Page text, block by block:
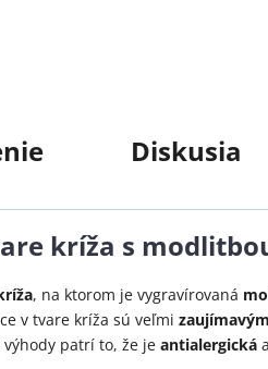
Diskusia
kríža s
, na ktorom je vygravírovaná
v tvare kríža sú veľmi zaujímavým
patrí to, že je antialergická